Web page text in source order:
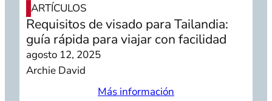
ARTÍCULOS
Requisitos de visado para Tailandia:
guía rápida para viajar con facilidad
agosto 12, 2025
Archie David
Más información